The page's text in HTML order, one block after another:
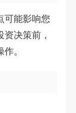
可能影响您
决策前，
。